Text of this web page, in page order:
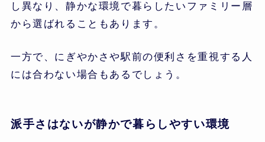
し異なり、静かな環境で暮らしたいファミリー層
から選ばれることもあります。
一方で、にぎやかさや駅前の便利さを重視する人
には合わない場合もあるでしょう。
派手さはないが静かで暮らしやすい環境